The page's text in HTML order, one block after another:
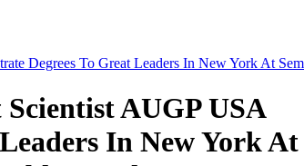
Degrees To Great Leaders In New York At
AUGP USA
In New York At